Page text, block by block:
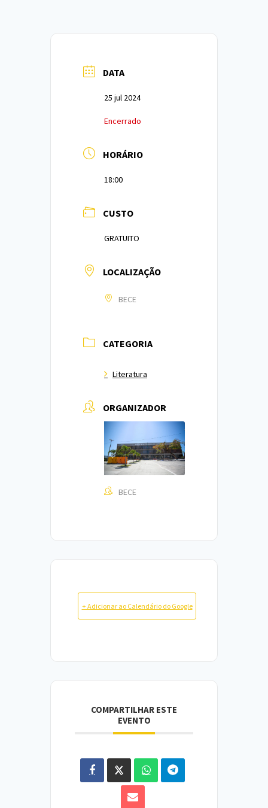
DATA
25 jul 2024
Encerrado
HORÁRIO
18:00
CUSTO
GRATUITO
LOCALIZAÇÃO
BECE
CATEGORIA
Literatura
ORGANIZADOR
BECE
+ Adicionar ao Calendário do Google
COMPARTILHAR ESTE
EVENTO